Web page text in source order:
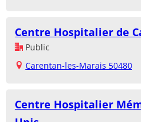
Centre Hospitalier de
Public
Carentan-les-Marais 50480
Centre Hospitalier